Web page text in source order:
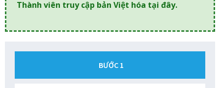
Thành viên truy cập bản Việt hóa tại đây.
BƯỚC 1